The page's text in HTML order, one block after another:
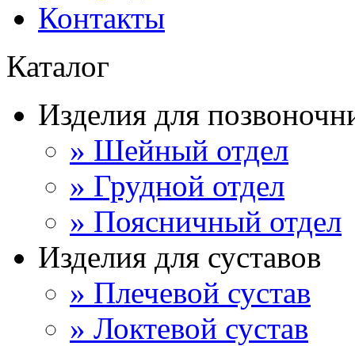
Контакты
Каталог
Изделия для
» Шейный отдел
» Грудной отдел
» Поясничный отдел
Изделия для суставов
» Плечевой сустав
» Локтевой сустав